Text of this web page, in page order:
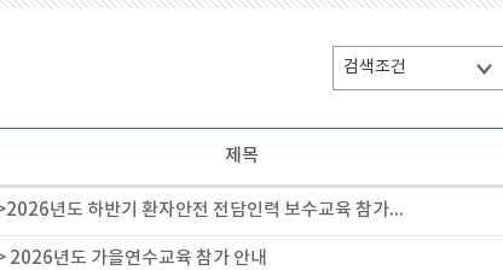
제목
년도 하반기 환자안전 전담인력 보수교육 참가...
2026년도 가을연수교육 참가 안내